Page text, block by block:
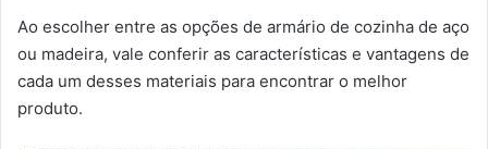
Ao escolher entre as opções de armário de cozinha de aço
ou madeira, vale conferir as características e vantagens de
cada um desses materiais para encontrar o melhor
produto.